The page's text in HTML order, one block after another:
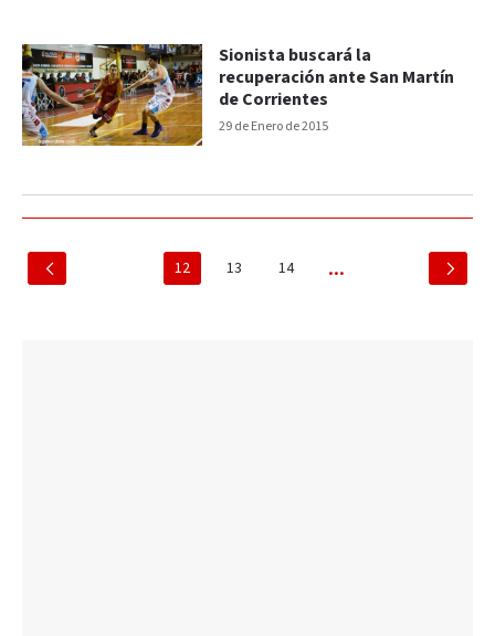
29 de Enero de 2015
Sionista buscará la
recuperación ante San Martín
de Corrientes
12 13 14